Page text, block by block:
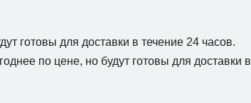
готовы для доставки в течение 24 часов.
по цене, но будут готовы для доставки в